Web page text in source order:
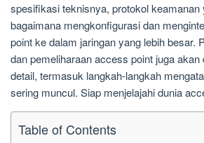
spesifikasi teknisnya, protokol keamanan
bagaimana mengkonfigurasi dan
point ke dalam jaringan yang lebih besar.
dan pemeliharaan access point juga
detail, termasuk langkah-langkah
sering muncul. Siap menjelajahi dunia
Table of Contents